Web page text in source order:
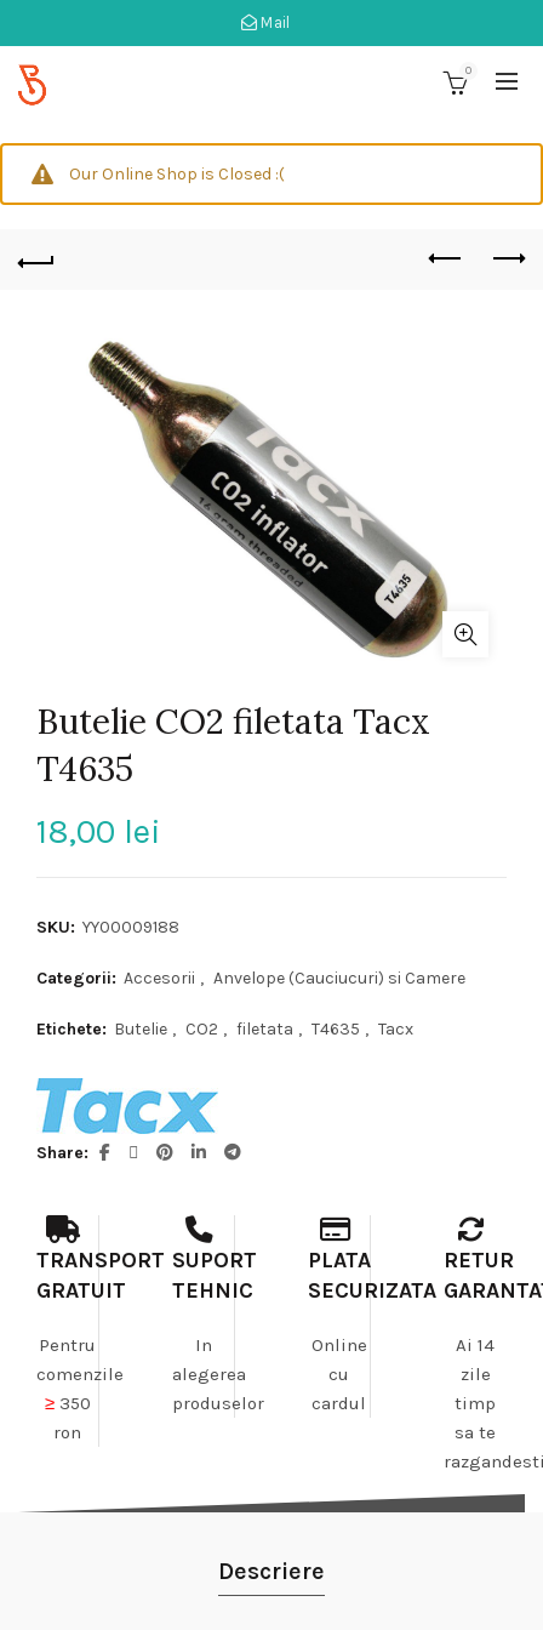
Mail
0
Our Online Shop is Closed :(
Butelie CO2 filetata Tacx
T4635
18,00 lei
SKU: YY00009188
Categorii: Accesorii , Anvelope (Cauciucuri) si Camere
Etichete: Butelie , CO2 , filetata , T4635 , Tacx
Share
TRANSPORT
GRATUIT
Pentru
comenzile
≥350
ron
SUPORT
TEHNIC
In
alegerea
produselor
PLATA
SECURIZATA
Online
cu
cardul
RETUR
Ai 14
zile
timp
sa te
Descriere